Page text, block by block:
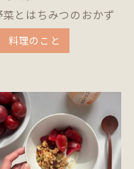
菜とはちみつのおかず
料理のこと